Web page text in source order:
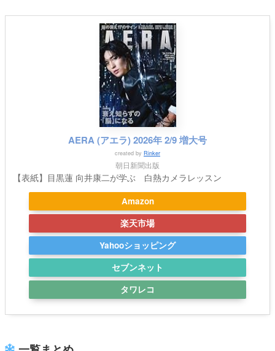
AERA (アエラ) 2026年 2/9 増大号
created by Rinker
朝日新聞出版
【表紙】目黒蓮 向井康二が学ぶ 白熱カメラレッスン
Amazon
楽天市場
Yahooショッピング
セブンネット
タワレコ